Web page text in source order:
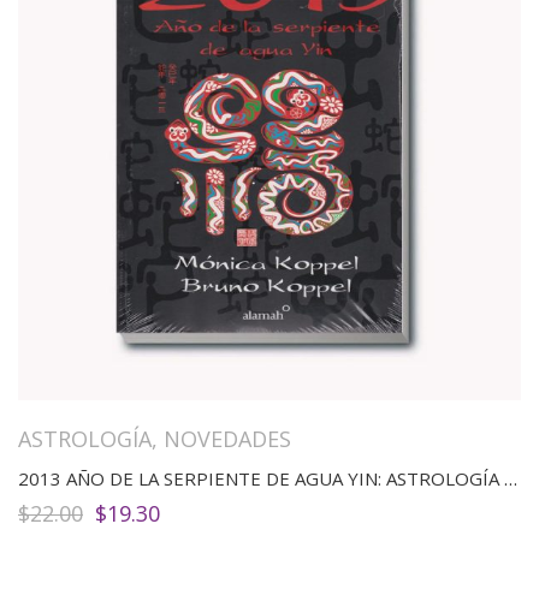
ASTROLOGÍA, NOVEDADES
2013 AÑO DE LA SERPIENTE DE AGUA YIN: ASTROLOGÍA CHINA Y FENG SHUI / 2013 YEARS OF YIN WATER SNAKE: CHINESE ASTROLOGY AND FENG SHUI
$22.00 El
$19.30El